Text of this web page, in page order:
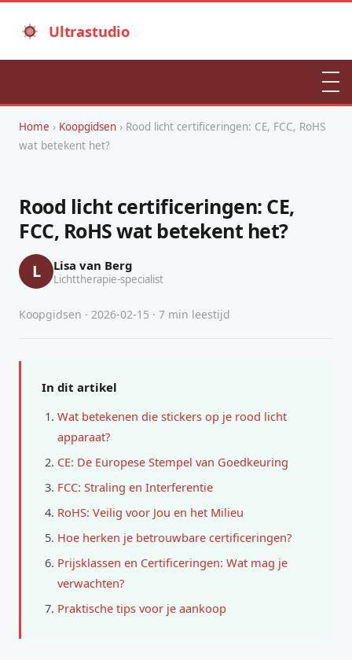
Ultrastudio
Home › Koopgidsen › Rood licht certificeringen: CE, FCC, RoHS
wat betekent het?
Rood licht certificeringen: CE,
FCC, RoHS wat betekent het?
L Lisa van Berg
Lichttherapie-specialist
Koopgidsen · 2026-02-15 · 7 min leestijd
In dit artikel
Wat betekenen die stickers op je rood licht
apparaat?
CE: De Europese Stempel van Goedkeuring
FCC: Straling en Interferentie
RoHS: Veilig voor Jou en het Milieu
Hoe herken je betrouwbare certificeringen?
Prijsklassen en Certificeringen: Wat mag je
verwachten?
Praktische tips voor je aankoop